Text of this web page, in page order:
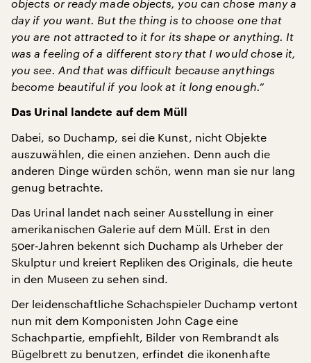
objects or ready made objects, you can chose many a
day if you want. But the thing is to choose one that
you are not attracted to it for its shape or anything. It
was a feeling of a different story that I would chose it,
you see. And that was difficult because anythings
become beautiful if you look at it long enough.”
Das Urinal landete auf dem Müll
Dabei, so Duchamp, sei die Kunst, nicht Objekte
auszuwählen, die einen anziehen. Denn auch die
anderen Dinge würden schön, wenn man sie nur lang
genug betrachte.
Das Urinal landet nach seiner Ausstellung in einer
amerikanischen Galerie auf dem Müll. Erst in den
50er-Jahren bekennt sich Duchamp als Urheber der
Skulptur und kreiert Repliken des Originals, die heute
in den Museen zu sehen sind.
Der leidenschaftliche Schachspieler Duchamp vertont
nun mit dem Komponisten John Cage eine
Schachpartie, empfiehlt, Bilder von Rembrandt als
Bügelbrett zu benutzen, erfindet die ikonenhafte